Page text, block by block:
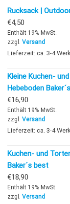
Rucksack |
€4,50
Enthält 19% MwSt.
zzgl. Versand
Lieferzeit: ca. 3-4
Kleine Kuchen-
Hebeboden
€16,90
Enthält 19% MwSt.
zzgl. Versand
Lieferzeit: ca. 3-4
Kuchen- und
Baker´s best
€18,90
Enthält 19% MwSt.
zzgl. Versand